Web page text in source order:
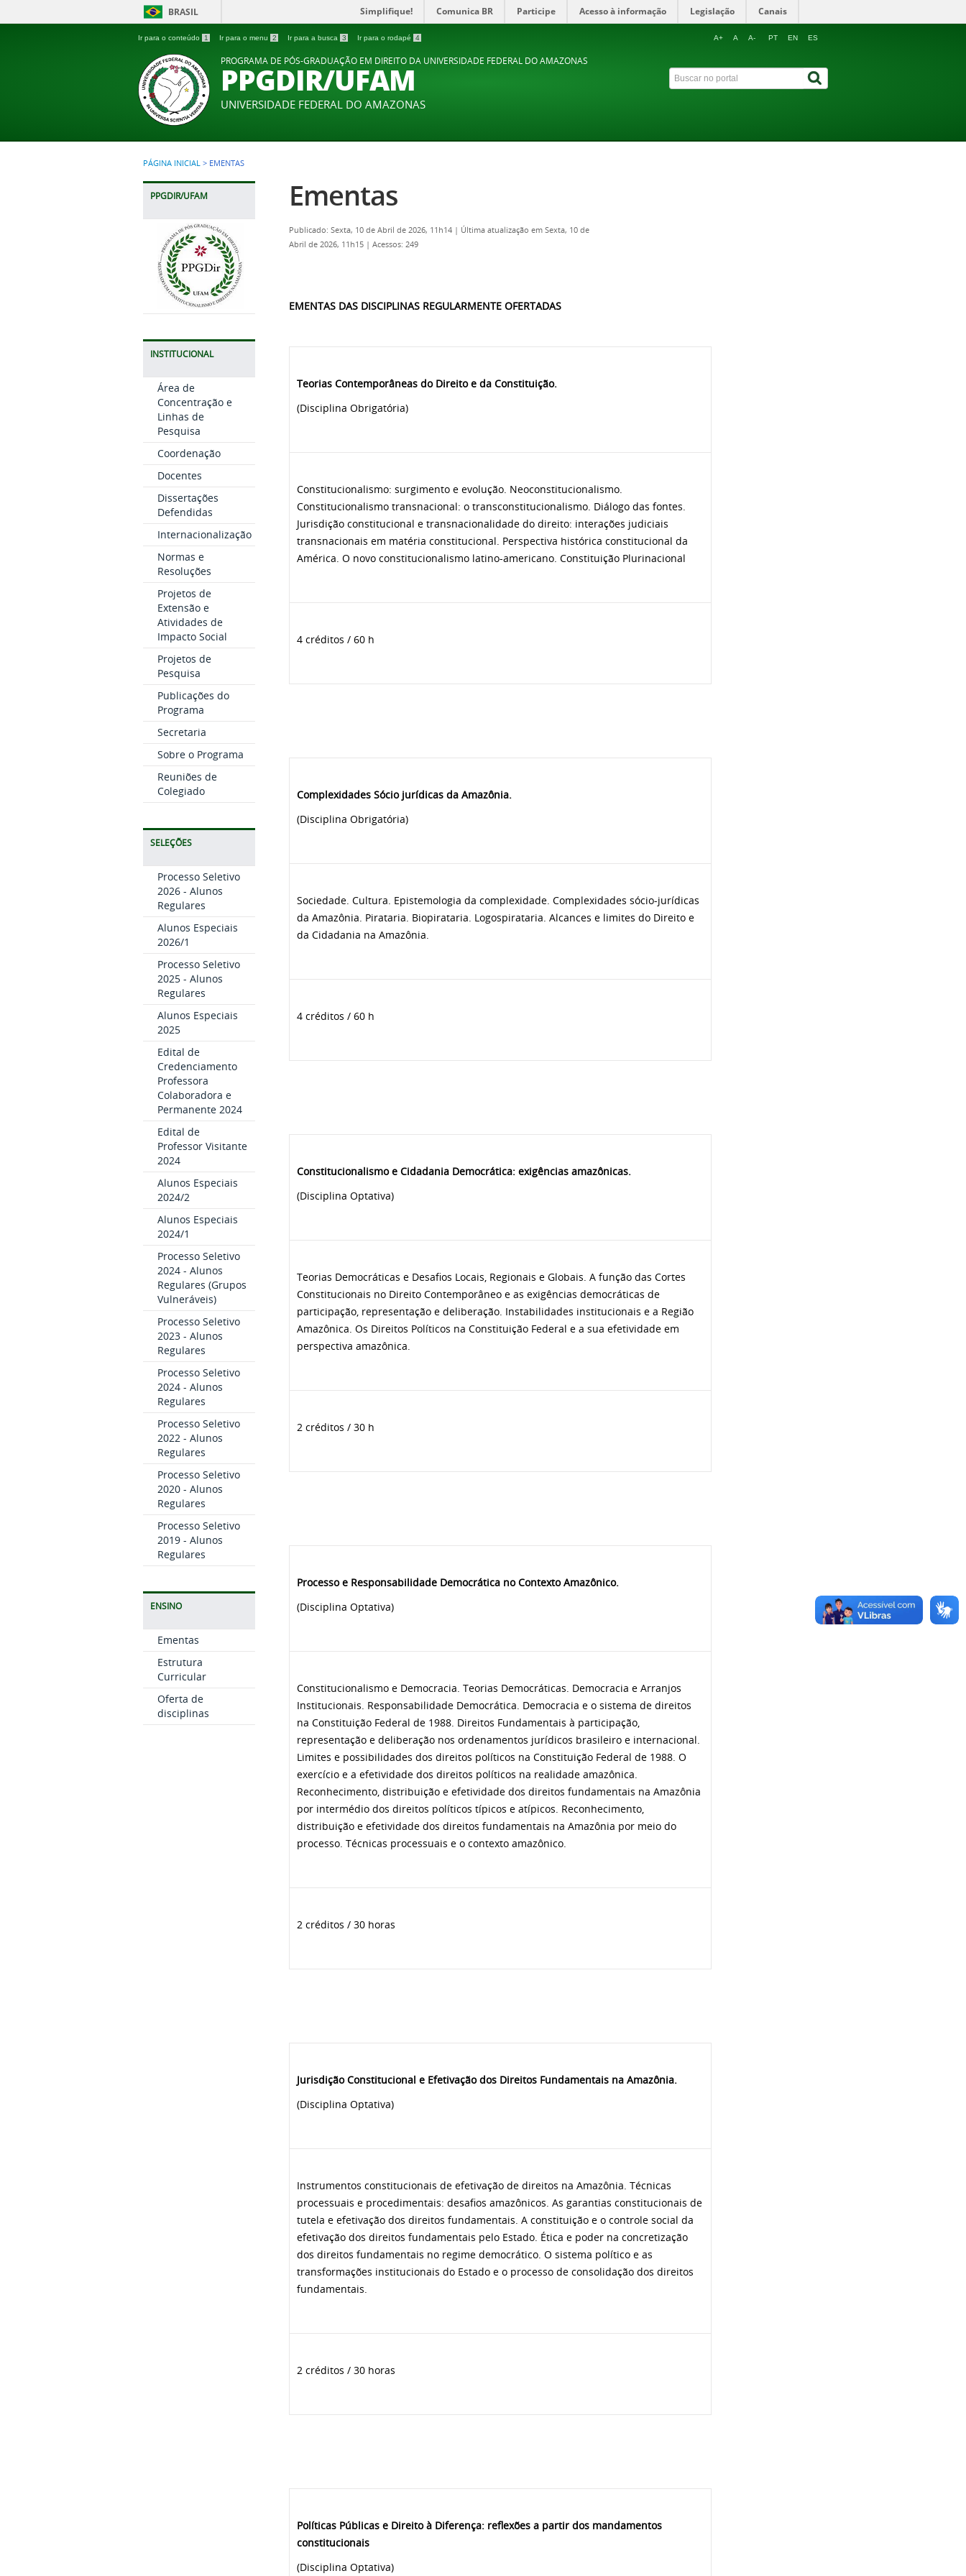
BRASIL Simplifique! Comunica BR Participe Acesso à informação Legislação Canais
Ir para o conteúdo 1 Ir para o menu 2 Ir para a busca 3 Ir para o rodapé 4 A+ A A- PT EN ES
PROGRAMA DE PÓS-GRADUAÇÃO EM DIREITO DA UNIVERSIDADE FEDERAL DO AMAZONAS
PPGDIR/UFAM
UNIVERSIDADE FEDERAL DO AMAZONAS
PÁGINA INICIAL > EMENTAS
PPGDIR/UFAM
INSTITUCIONAL
Área de
Concentração e
Linhas de
Pesquisa
Coordenação
Docentes
Dissertações
Defendidas
Internacionalização
Normas e
Resoluções
Projetos de
Extensão e
Atividades de
Impacto Social
Projetos de
Pesquisa
Publicações do
Programa
Secretaria
Sobre o Programa
Reuniões de
Colegiado
SELEÇÕES
Processo Seletivo
2026 - Alunos
Regulares
Alunos Especiais
2026/1
Processo Seletivo
2025 - Alunos
Regulares
Alunos Especiais
2025
Edital de
Credenciamento
Professora
Colaboradora e
Permanente 2024
Edital de
Professor Visitante
2024
Alunos Especiais
2024/2
Alunos Especiais
2024/1
Processo Seletivo
2024 - Alunos
Regulares (Grupos
Vulneráveis)
Processo Seletivo
2023 - Alunos
Regulares
Processo Seletivo
2024 - Alunos
Regulares
Processo Seletivo
2022 - Alunos
Regulares
Processo Seletivo
2020 - Alunos
Regulares
Processo Seletivo
2019 - Alunos
Regulares
ENSINO
Ementas
Estrutura
Curricular
Oferta de
disciplinas
Ementas
Publicado: Sexta, 10 de Abril de 2026, 11h14 | Última atualização em Sexta, 10 de
Abril de 2026, 11h15 | Acessos: 249
EMENTAS DAS DISCIPLINAS REGULARMENTE OFERTADAS
Teorias Contemporâneas do Direito e da Constituição.
(Disciplina Obrigatória)
Constitucionalismo: surgimento e evolução. Neoconstitucionalismo.
Constitucionalismo transnacional: o transconstitucionalismo. Diálogo das fontes.
Jurisdição constitucional e transnacionalidade do direito: interações judiciais
transnacionais em matéria constitucional. Perspectiva histórica constitucional da
América. O novo constitucionalismo latino-americano. Constituição Plurinacional
4 créditos / 60 h
Complexidades Sócio jurídicas da Amazônia.
(Disciplina Obrigatória)
Sociedade. Cultura. Epistemologia da complexidade. Complexidades sócio-jurídicas
da Amazônia. Pirataria. Biopirataria. Logospirataria. Alcances e limites do Direito e
da Cidadania na Amazônia.
4 créditos / 60 h
Constitucionalismo e Cidadania Democrática: exigências amazônicas.
(Disciplina Optativa)
Teorias Democráticas e Desafios Locais, Regionais e Globais. A função das Cortes
Constitucionais no Direito Contemporâneo e as exigências democráticas de
participação, representação e deliberação. Instabilidades institucionais e a Região
Amazônica. Os Direitos Políticos na Constituição Federal e a sua efetividade em
perspectiva amazônica.
2 créditos / 30 h
Processo e Responsabilidade Democrática no Contexto Amazônico.
(Disciplina Optativa)
Constitucionalismo e Democracia. Teorias Democráticas. Democracia e Arranjos
Institucionais. Responsabilidade Democrática. Democracia e o sistema de direitos
na Constituição Federal de 1988. Direitos Fundamentais à participação,
representação e deliberação nos ordenamentos jurídicos brasileiro e internacional.
Limites e possibilidades dos direitos políticos na Constituição Federal de 1988. O
exercício e a efetividade dos direitos políticos na realidade amazônica.
Reconhecimento, distribuição e efetividade dos direitos fundamentais na Amazônia
por intermédio dos direitos políticos típicos e atípicos. Reconhecimento,
distribuição e efetividade dos direitos fundamentais na Amazônia por meio do
processo. Técnicas processuais e o contexto amazônico.
2 créditos / 30 horas
Jurisdição Constitucional e Efetivação dos Direitos Fundamentais na Amazônia.
(Disciplina Optativa)
Instrumentos constitucionais de efetivação de direitos na Amazônia. Técnicas
processuais e procedimentais: desafios amazônicos. As garantias constitucionais de
tutela e efetivação dos direitos fundamentais. A constituição e o controle social da
efetivação dos direitos fundamentais pelo Estado. Ética e poder na concretização
dos direitos fundamentais no regime democrático. O sistema político e as
transformações institucionais do Estado e o processo de consolidação dos direitos
fundamentais.
2 créditos / 30 horas
Políticas Públicas e Direito à Diferença: reflexões a partir dos mandamentos
constitucionais
(Disciplina Optativa)